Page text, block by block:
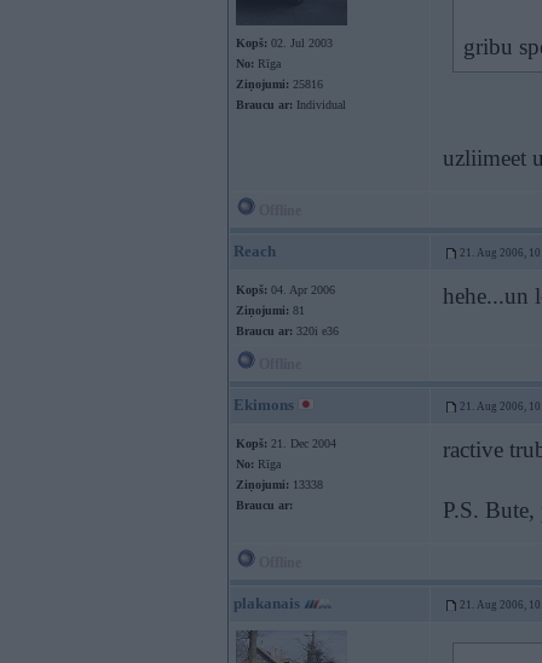
Kopš: 02. Jul 2003
No: Rīga
Ziņojumi: 25816
Braucu ar: Individual
gribu
uzliimeet
Reach 21. Aug 2006,
Kopš: 04. Apr 2006
Ziņojumi: 81
Braucu ar: 320i e36
hehe...un
Ekimons 21. Aug 2006,
Kopš: 21. Dec 2004
No: Rīga
Ziņojumi: 13338
Braucu ar:
ractive
P.S.
plakanais 21. Aug 2006,